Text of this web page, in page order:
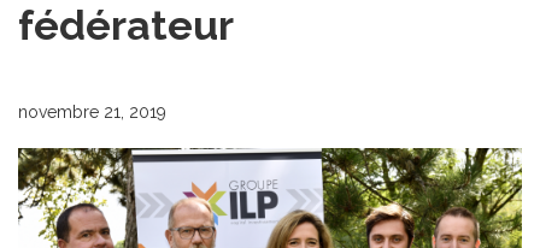
fédérateur
novembre 21, 2019